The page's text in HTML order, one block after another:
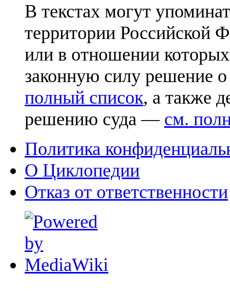
В текстах могут
территории Российской
или в отношении
законную силу решение
полный список, а также
решению суда — см.
Политика
О Циклопедии
Отказ от ответственности